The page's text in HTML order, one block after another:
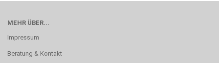
MEHR ÜBER...
Impressum
Beratung & Kontakt